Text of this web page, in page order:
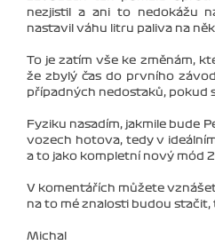
nezjistil a ani to nedokážu
nastavil váhu litru paliva na
To je zatím vše ke změnám,
že zbylý čas do prvního
případných nedostaků, pokud
Fyziku nasadím, jakmile bude
vozech hotova, tedy v
a to jako kompletní nový mód
V komentářích můžete
na to mé znalosti budou stačit,
Michal